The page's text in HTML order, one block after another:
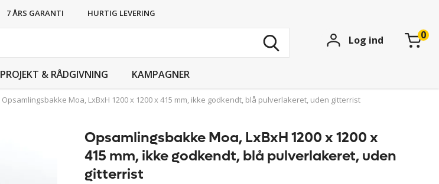
7 ÅRS GARANTI HURTIG LEVERING
PROJEKT & RÅDGIVNING KAMPAGNER
Log ind
Opsamlingsbakke Moa, LxBxH 1200 x 1200 x 415 mm, ikke godkendt, blå pulverlakeret, uden gitterrist
Opsamlingsbakke Moa, LxBxH 1200 x 1200 x
415 mm, ikke godkendt, blå pulverlakeret, uden
gitterrist